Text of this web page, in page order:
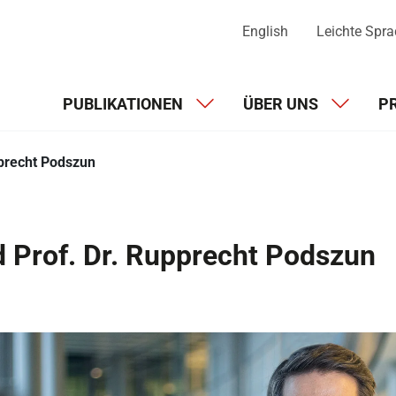
English Leichte
PUBLIKATIONEN ÜBER UNS
Podszun
Prof. Dr. Rupprecht Podszun